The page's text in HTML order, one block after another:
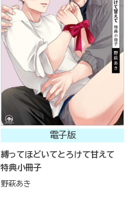
電子版
縛ってほどいてとろけて甘えて
特典小冊子
野萩あき